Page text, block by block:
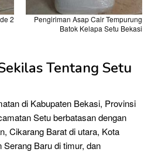
2
Pengiriman Asap Cair Tempurung
Batok Kelapa Setu Bekasi
Tentang Setu
di Kabupaten Bekasi, Provinsi
Setu berbatasan dengan
Cikarang Barat di utara, Kota
Baru di timur, dan